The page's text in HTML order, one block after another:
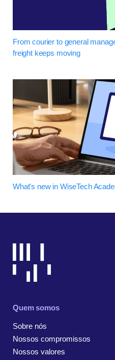
From courier to general
freight keeps moving
What's new in WiseTech
Quem somos
Sobre nós
Nossos compromissos
Nossos valores